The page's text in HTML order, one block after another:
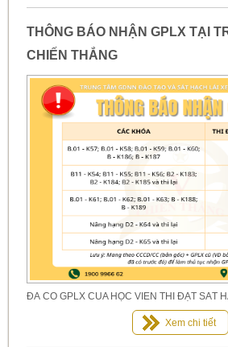
THÔNG BÁO NHẬN GPLX TẠI
CHIẾN THẮNG
ĐÃ CÓ GPLX CỦA HỌC VIÊN THI ĐẠT SÁT
Xem chi tiết